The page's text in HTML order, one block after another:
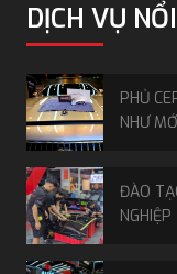
DỊCH VỤ
PHỦ
NHƯ
ĐÀO
NGHIỆP